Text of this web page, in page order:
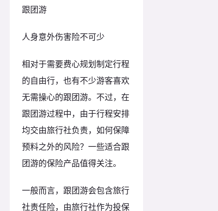
跟团游
人身意外伤害险不可少
相对于需要费心规划制定行程
的自由行，也有不少游客喜欢
无需操心的跟团游。不过，在
跟团游过程中，由于行程安排
均交由旅行社负责，如何保障
预料之外的风险？一些适合跟
团游的保险产品值得关注。
一般而言，跟团游会包含旅行
社责任险，由旅行社作为投保